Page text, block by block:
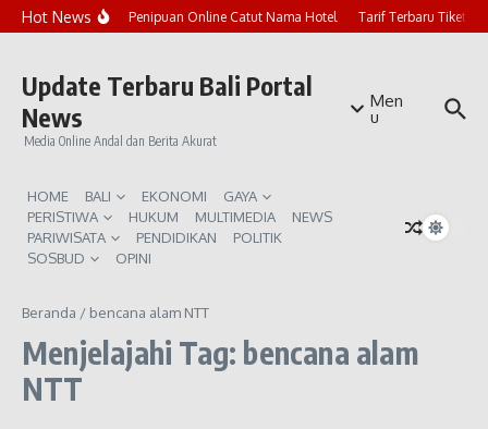
Lewati ke konten
Hot NewsMarak Penipuan Online Catut Nama Hotel Tarif Terbaru Tiket
Update Terbaru Bali Portal
News
Media Online Andal dan Berita Akurat
Men
u
HOME BALI EKONOMI
GAYA
PERISTIWA
HUKUM MULTIMEDIA
NEWS
PARIWISATA
PENDIDIKAN
POLITIK
SOSBUD
OPINI
Beranda / bencana alam NTT
Menjelajahi Tag: bencana alam
NTT